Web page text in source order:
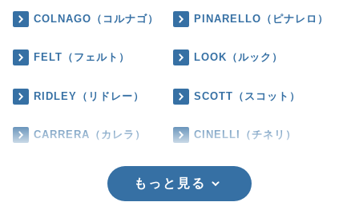
COLNAGO（コルナゴ） PINARELLO（ピナレロ）
FELT（フェルト） LOOK（ルック）
RIDLEY（リドレー） SCOTT（スコット）
CARRERA（カレラ） CINELLI（チネリ）
もっと見る